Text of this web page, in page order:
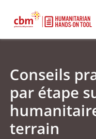
Conseils
par étape
terrain